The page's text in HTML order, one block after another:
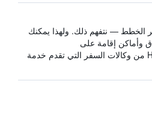
الخطط — نتفهم ذلك. ولهذا يمكنك
وأماكن إقامة على
HotelsCombined من وكالات السفر التي تقدم خدمة